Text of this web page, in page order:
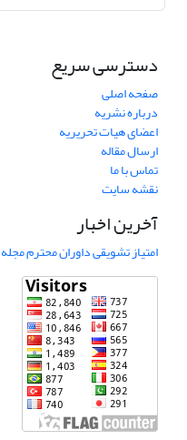
دسترسی سریع
صفحه اصلی
درباره نشریه
اعضای هیات تحریریه
ارسال مقاله
تماس با ما
نقشه سایت
آخرین اخبار
امتیاز تشویقی داوران محترم مجله